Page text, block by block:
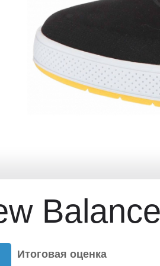
Итоговая оценка